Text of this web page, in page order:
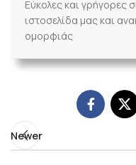
Εύκολες και γρήγορες
ιστοσελίδα μας και
ομορφιάς
Newer